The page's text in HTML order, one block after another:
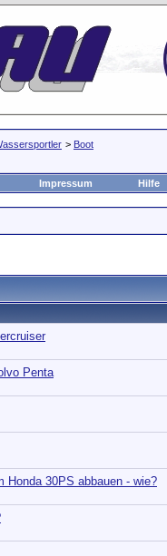
> Boot
Impressum Hilfe
Penta
Honda 30PS abbauen - wie?